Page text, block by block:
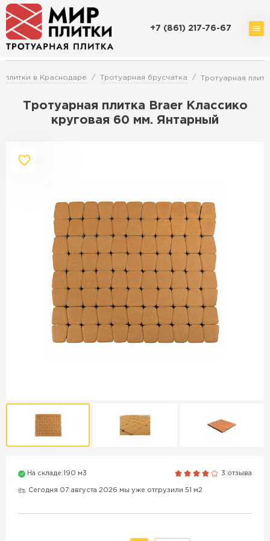
+7 (861) 217-76-67
в Краснодаре Тротуарная брусчатка Тротуарная
Тротуарная плитка Braer Классико
круговая 60 мм. Янтарный
На складе 190 м3 3 отзыва
Сегодня 07 августа 2026 мы уже отгрузили 51 м2
ПЕРЕЙТИ
Продажа бордюров в
Краснодаре
ПЕРЕЙТИ
ПОКАЗАТЬ БОЛЬШЕ
ВСЕ ПРОИЗВОДИТЕЛИ